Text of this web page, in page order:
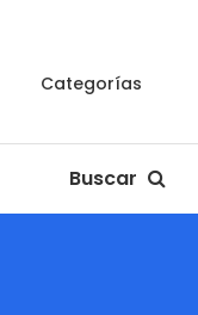
categorías
Buscar